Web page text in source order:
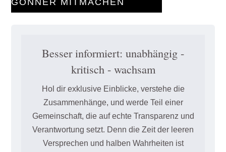
GÖNNER MITMACHEN
Besser informiert: unabhängig -
kritisch - wachsam
Hol dir exklusive Einblicke, verstehe die
Zusammenhänge, und werde Teil einer
Gemeinschaft, die auf echte Transparenz und
Verantwortung setzt. Denn die Zeit der leeren
Versprechen und halben Wahrheiten ist